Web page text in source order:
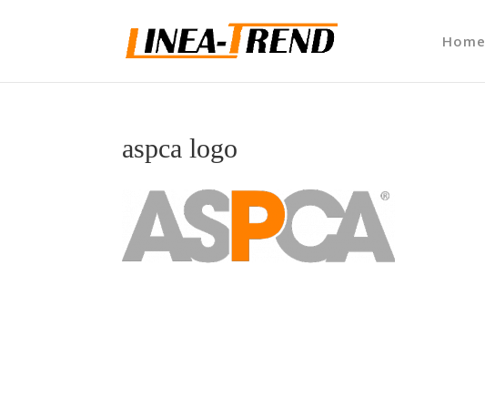
Home
aspca logo